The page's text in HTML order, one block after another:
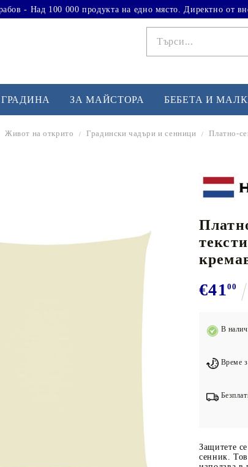
- Над 100 000 продукта на едно място. Директно от
Лежанки за упражнения
ЗА МАЙСТОРА БЕБЕТА И
Живот на открито Градински чадъри и сенници Платно-
€4100
В
Време
Защитете
сенник.